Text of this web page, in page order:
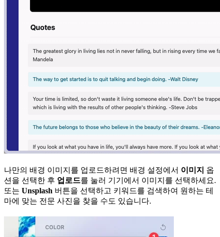
나만의 배경 이미지를 업로드하려면 배경 설정에서 이미지 옵
션을 선택한 후 업로드를 눌러 기기에서 이미지를 선택하세요.
또는 Unsplash 버튼을 선택하고 키워드를 검색하여 원하는 테
마에 맞는 전문 사진을 찾을 수도 있습니다.